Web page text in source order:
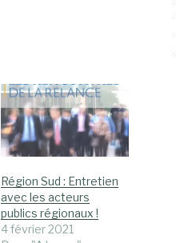
Région Sud : Entretien
avec les acteurs
publics régionaux !
4 février 2021